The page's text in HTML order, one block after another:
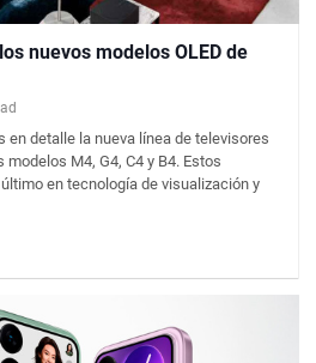
nuevos modelos OLED de
en detalle la nueva línea de televisores
modelos M4, G4, C4 y B4. Estos
en tecnología de visualización y